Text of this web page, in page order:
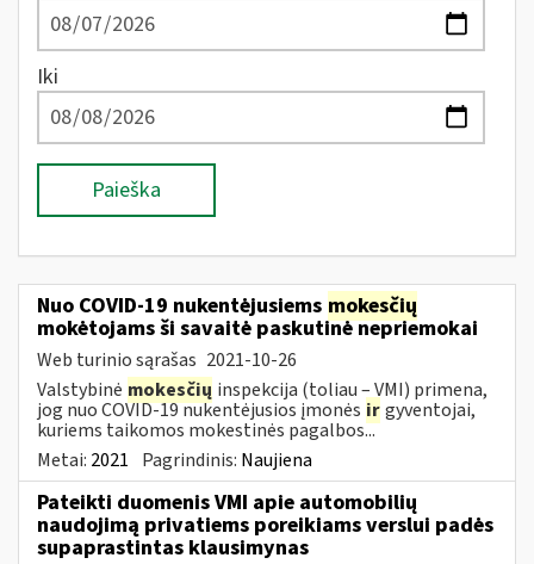
Iki
Paieška
Nuo COVID-19 nukentėjusiems mokesčių
mokėtojams ši savaitė paskutinė nepriemokai
Web turinio sąrašas 2021-10-26
Valstybinė mokesčių inspekcija (toliau – VMI) primena,
jog nuo COVID-19 nukentėjusios įmonės irgyventojai,
kuriems taikomos mokestinės pagalbos...
Metai: 2021 Pagrindinis: Naujiena
Pateikti duomenis VMI apie automobilių
naudojimą privatiems poreikiams verslui padės
supaprastintas klausimynas